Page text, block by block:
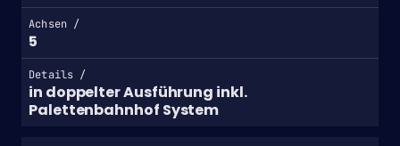
Achsen /
5
Details /
in doppelter Ausführung inkl.
Palettenbahnhof System